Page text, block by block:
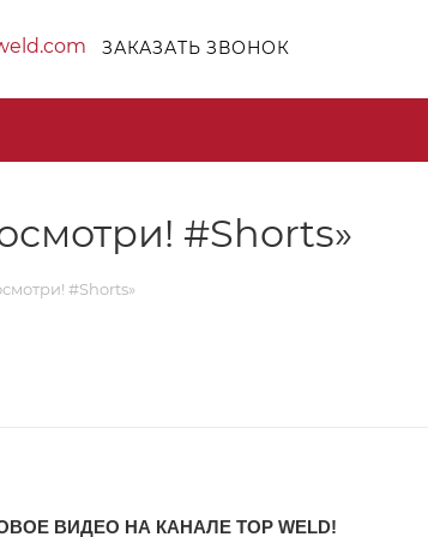
ЗАКАЗАТЬ ЗВОНОК
#Shorts»
#Shorts»
ВИДЕО НА КАНАЛЕ TOP WELD!